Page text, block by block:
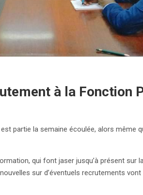
à la Fonction
partie la semaine écoulée, alors même
qui font jaser jusqu’à présent sur
sur d’éventuels recrutements